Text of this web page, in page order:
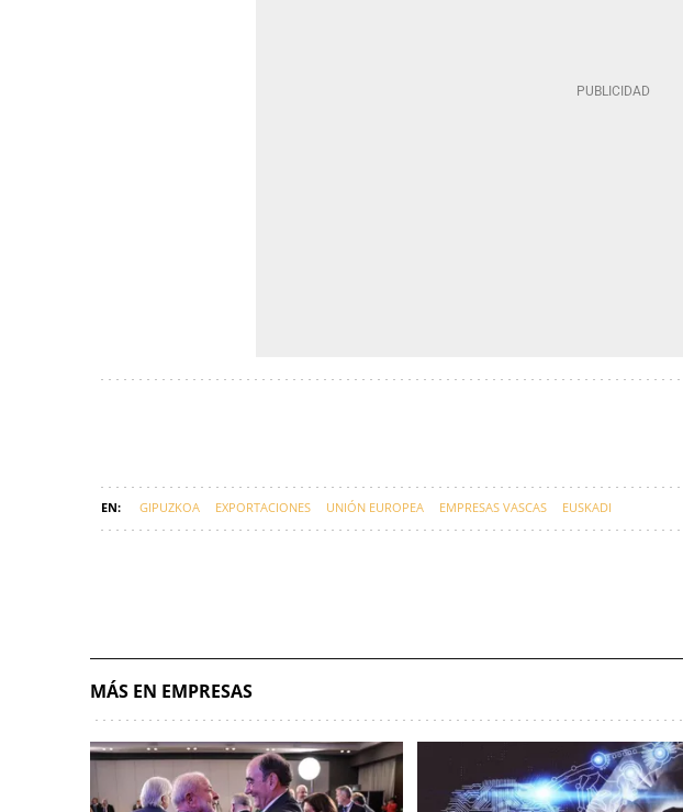
GIPUZKOA EXPORTACIONES UNIÓN EUROPEA EMPRESAS VASCAS EUSKADI
MÁS EN EMPRESAS